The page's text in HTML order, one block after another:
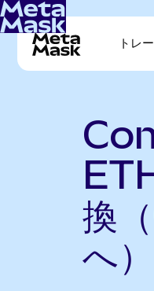
トレ
換
へ）